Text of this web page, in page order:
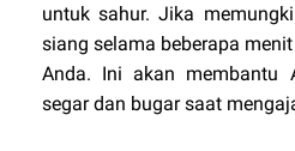
untuk sahur. Jika
siang selama beberapa
Anda. Ini akan membantu
segar dan bugar saat